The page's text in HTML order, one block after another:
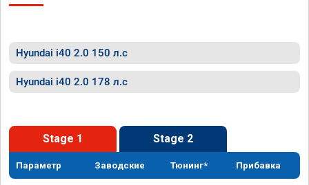
Hyundai i40 2.0 150 л.с
Hyundai i40 2.0 178 л.с
Stage 1 Stage 2
Параметр Заводские Тюнинг* Прибавка